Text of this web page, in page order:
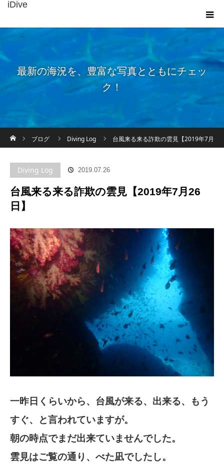
iDive
最新の海況を、豊富な写真とともにチェッ
ク！
ブログ
Diving Log 台風来る来る詐欺の雲見【2019年7月
Diving Log 2019.07.26
台風来る来る詐欺の雲見【2019年7月26
日】
一昨日くらいから、台風が来る、出来る、もう
すぐ、と言われていますが。
朝の時点でまだ出来ていませんでした。
雲見はご覧の通り、べた凪でしたし。